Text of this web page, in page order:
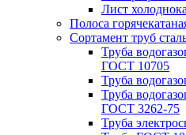
Лист
Полоса
Сортамент труб
Труба
ГОСТ 10705
Труба
Труба
ГОСТ 3262-75
Труба